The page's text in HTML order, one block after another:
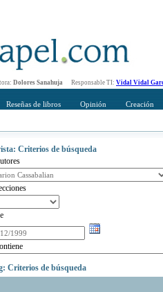
Dolores Sanahuja Responsable TI: Vidal Vidal
Reseñas de libros Opinión Creación
Criterios de búsqueda
Criterios de búsqueda